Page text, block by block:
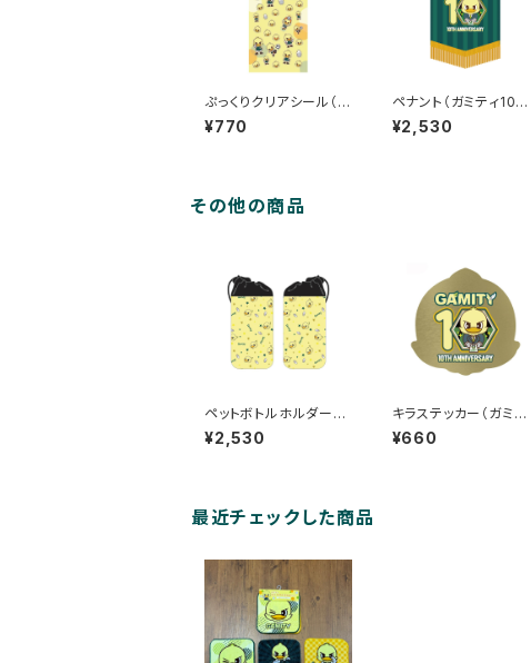
ぷっくりクリアシール（ガ
ミティ）
¥770
ペナント（ガミティ10周
年）
¥2,530
その他の商品
ペットボトルホルダー
（ガミティ）
¥2,530
キラステッカー（ガミティ
10周年）
¥660
最近チェックした商品